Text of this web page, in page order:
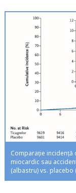
Comparație incidență
miocardic sau
(albastru) vs. placebo